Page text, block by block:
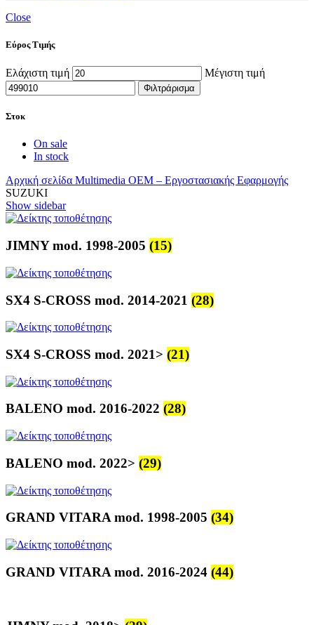
Close
Εύρος Τιμής
Ελάχιστη τιμή Μέγιστη τιμή
Φιλτράρισμα
Στοκ
On sale
In stock
Αρχική σελίδα Multimedia OEM – Εργοστασιακής Εφαρμογής
SUZUKI
Show sidebar
JIMNY mod. 1998-2005 (15)
SX4 S-CROSS mod. 2014-2021 (28)
SX4 S-CROSS mod. 2021> (21)
BALENO mod. 2016-2022 (28)
BALENO mod. 2022> (29)
GRAND VITARA mod. 1998-2005 (34)
GRAND VITARA mod. 2016-2024 (44)